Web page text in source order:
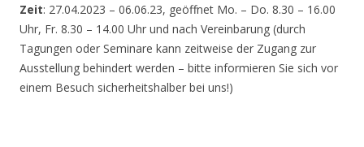
Zeit: 27.04.2023 – 06.06.23, geöffnet Mo. – Do. 8.30 – 16.00
Uhr, Fr. 8.30 – 14.00 Uhr und nach Vereinbarung (durch
Tagungen oder Seminare kann zeitweise der Zugang zur
Ausstellung behindert werden – bitte informieren Sie sich vor
einem Besuch sicherheitshalber bei uns!)